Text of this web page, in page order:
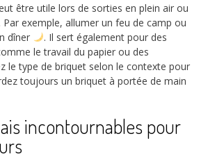
être utile lors de sorties en plein air ou
exemple, allumer un feu de camp ou
dîner
. Il sert également pour des
le travail du papier ou des
le type de briquet selon le contexte pour
toujours un briquet à portée de main
incontournables pour